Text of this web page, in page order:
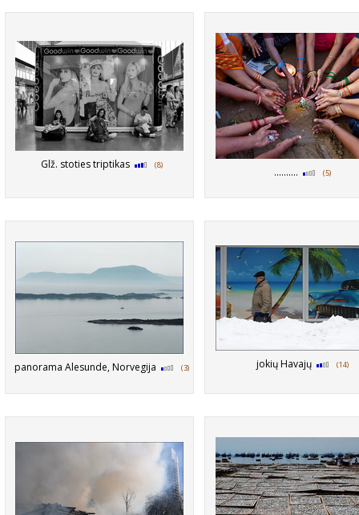
Glž. stoties triptikas (8)
.......... (5)
panorama Alesunde, Norvegija (3) jokių Havajų (14)